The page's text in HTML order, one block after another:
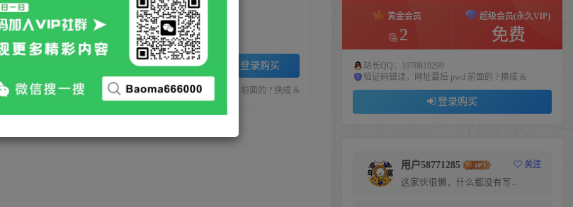
2
免费
登录购买
站长QQ：1970819299 验证码错误，网址最后 pwd 前面的 ? 换成 &
黄金会员
2
超级会员(永久VIP)
免费
站长QQ：1970819299
验证码错误，网址最后 pwd 前面的 ? 换成 &
登录购买
用户58771285
关注
这家伙很懒，什么都没有写...